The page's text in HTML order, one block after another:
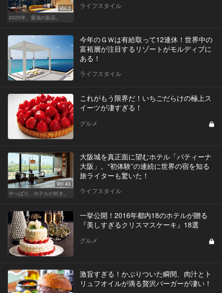
Vol.3
2025年、最強の新店。
ライフスタイル
今年のＧＷは有給取って12連休！世界中の
富裕層が注目するリゾートがモルディブに
ある！
ライフスタイル
これがもう限界だ！いちごだらけの極上ス
イーツが凄すぎる！
グルメ
Vol.43
やっぱり、ホテルが好き。
大阪城を真正面に望むホテル「パティーナ
大阪」。“初体験”の連続に世界の宿を知る
旅ライターも驚いた！
ライフスタイル
一挙公開！2016年都内18のホテルが贈る
『美しすぎるクリスマスケーキ』18選
グルメ
激旨すぎる！かぶりついた瞬間、肉汁とト
リュフオイルが滴る贅沢バーガーが凄い！